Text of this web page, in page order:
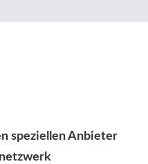
speziellen Anbieter